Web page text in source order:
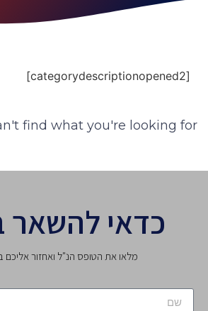
[categorydescriptionopened2]
find what you're looking for.
כדאי
מלאו את הטופס הנ"ל ואחזור